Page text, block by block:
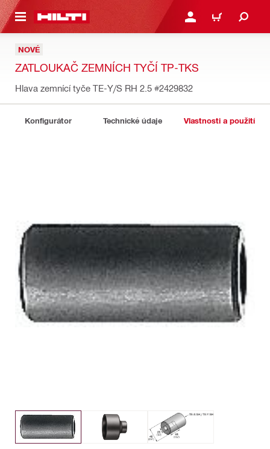
HLAVNÍ OBSAH PŘIHLÁSIT NEBO
KOŠÍK
NOVÉ
ZATLOUKAČ ZEMNÍCH TYČÍ TP-TKS
Hlava zemnící tyče TE-Y/S RH 2.5 #2429832
Konfigurátor Technické údaje Vlastnosti a použití